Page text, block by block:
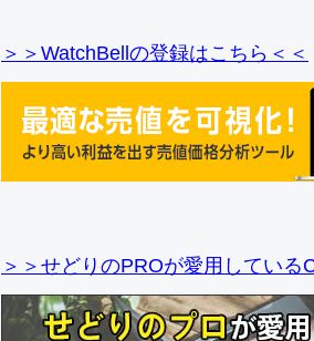
＞＞WatchBellの登録はこちら＜＜
＞＞せどりのPROが愛用してい